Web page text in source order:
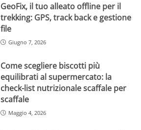
GeoFix, il tuo alleato offline per il
trekking: GPS, track back e gestione
file
Giugno 7, 2026
Come scegliere biscotti più
equilibrati al supermercato: la
check-list nutrizionale scaffale per
scaffale
Maggio 4, 2026